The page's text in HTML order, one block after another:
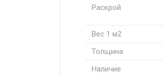
Раскрой
Вес 1 м2
Толщина
Наличие